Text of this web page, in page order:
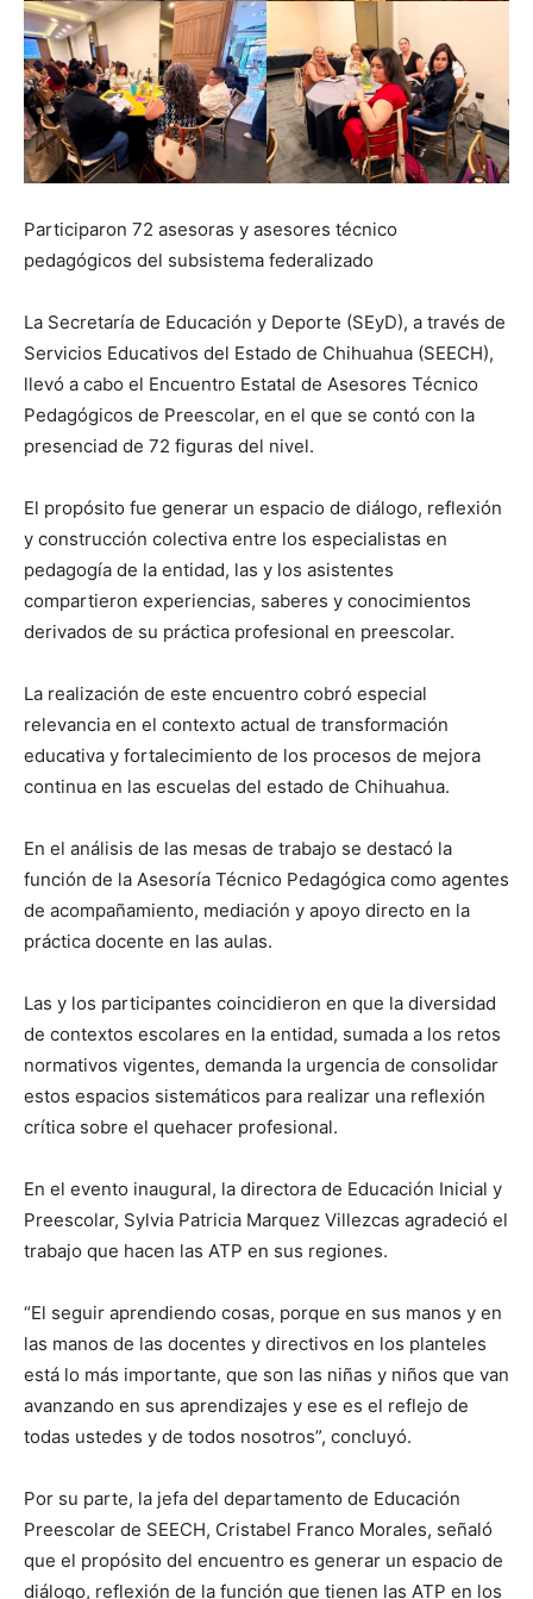
Participaron 72 asesoras y asesores técnico
pedagógicos del subsistema federalizado
La Secretaría de Educación y Deporte (SEyD), a través de
Servicios Educativos del Estado de Chihuahua (SEECH),
llevó a cabo el Encuentro Estatal de Asesores Técnico
Pedagógicos de Preescolar, en el que se contó con la
presenciad de 72 figuras del nivel.
El propósito fue generar un espacio de diálogo, reflexión
y construcción colectiva entre los especialistas en
pedagogía de la entidad, las y los asistentes
compartieron experiencias, saberes y conocimientos
derivados de su práctica profesional en preescolar.
La realización de este encuentro cobró especial
relevancia en el contexto actual de transformación
educativa y fortalecimiento de los procesos de mejora
continua en las escuelas del estado de Chihuahua.
En el análisis de las mesas de trabajo se destacó la
función de la Asesoría Técnico Pedagógica como agentes
de acompañamiento, mediación y apoyo directo en la
práctica docente en las aulas.
Las y los participantes coincidieron en que la diversidad
de contextos escolares en la entidad, sumada a los retos
normativos vigentes, demanda la urgencia de consolidar
estos espacios sistemáticos para realizar una reflexión
crítica sobre el quehacer profesional.
En el evento inaugural, la directora de Educación Inicial y
Preescolar, Sylvia Patricia Marquez Villezcas agradeció el
trabajo que hacen las ATP en sus regiones.
“El seguir aprendiendo cosas, porque en sus manos y en
las manos de las docentes y directivos en los planteles
está lo más importante, que son las niñas y niños que van
avanzando en sus aprendizajes y ese es el reflejo de
todas ustedes y de todos nosotros”, concluyó.
Por su parte, la jefa del departamento de Educación
Preescolar de SEECH, Cristabel Franco Morales, señaló
que el propósito del encuentro es generar un espacio de
diálogo, reflexión de la función que tienen las ATP en los